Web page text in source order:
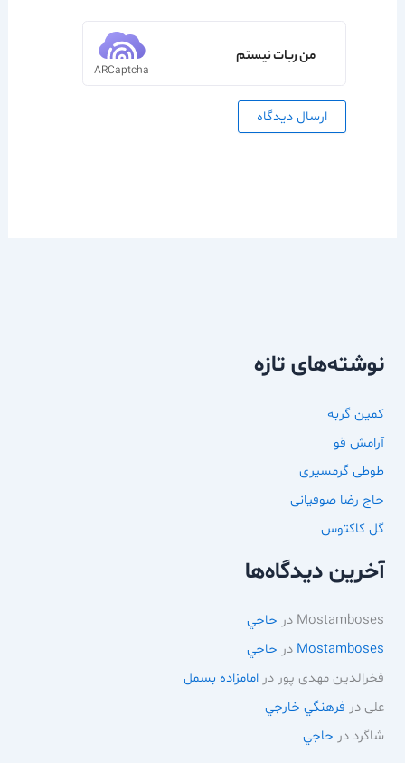
من ربات نیستم
ARCaptcha
نوشته‌های تازه
کمین گربه
آرامش قو
طوطی گرمسیری
حاج رضا صوفیانی
گل کاکتوس
آخرین دیدگاه‌ها
Mostamboses در حاجي
Mostamboses در حاجي
فخرالدین مهدی پور درامامزاده بسمل
علی در فرهنگي خارجي
شاگرد در حاجي